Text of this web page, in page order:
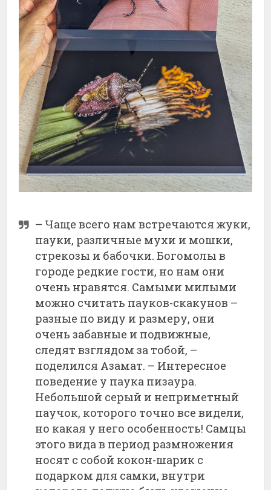
– Чаще всего нам встречаются жуки,
пауки, различные мухи и мошки,
стрекозы и бабочки. Богомолы в
городе редкие гости, но нам они
очень нравятся. Самыми милыми
можно считать пауков-скакунов –
разные по виду и размеру, они
очень забавные и подвижные,
следят взглядом за тобой, –
поделился Азамат. – Интересное
поведение у паука пизаура.
Небольшой серый и неприметный
паучок, которого точно все видели,
но какая у него особенность! Самцы
этого вида в период размножения
носят с собой кокон-шарик с
подарком для самки, внутри